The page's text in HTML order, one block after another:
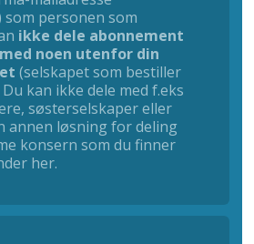
som personen som
ikke dele abonnement
noen utenfor din
(selskapet som bestiller
kan ikke dele med f.eks
søsterselskaper eller
annen løsning for deling
konsern som du finner
her.